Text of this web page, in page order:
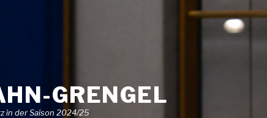
GRENGEL
in der Saison 2024/25